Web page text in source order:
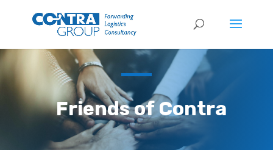
Friends of Contra